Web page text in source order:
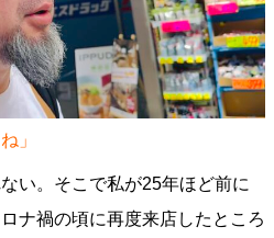
」
い。そこで私が25年ほど前に
ナ禍の頃に再度来店したところ